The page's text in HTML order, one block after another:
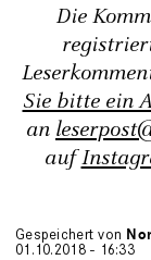
Die
Sie bitte ein
an
auf
Gespeichert von
01.10.2018 - 16:33